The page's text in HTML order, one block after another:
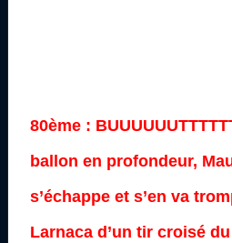
80ème :
ballon en profondeur,
s’échappe et s’en va
Larnaca d’un tir croisé